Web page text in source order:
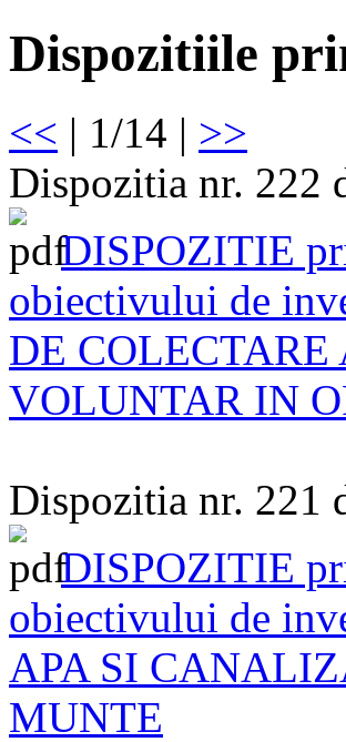
Dispozitiile
<< | 1/14 | >>
Dispozitia nr. 222
DISPOZITIE
obiectivului de
DE COLECTARE
VOLUNTAR IN
Dispozitia nr. 221
DISPOZITIE
obiectivului de
APA SI
MUNTE